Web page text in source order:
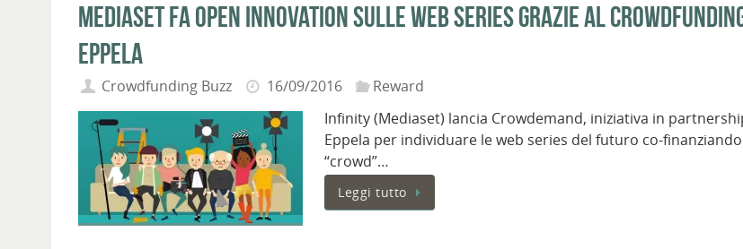
Mediaset fa open innovation sulle web series grazie al
Eppela
Crowdfunding Buzz 16/09/2016
Reward
Infinity (Mediaset) lancia Crowdemand, iniziativa in
Eppela per individuare le web series del futuro co-
“crowd”…
Leggi tutto